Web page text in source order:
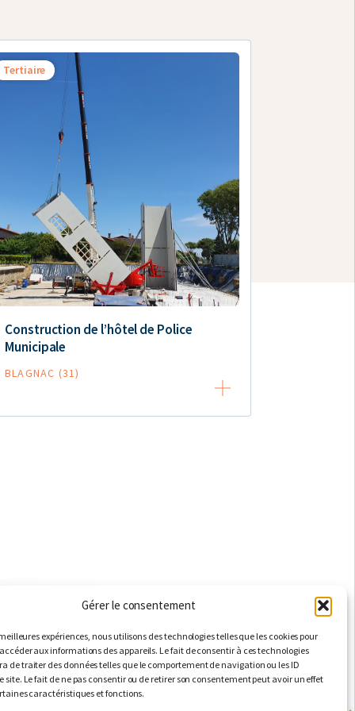
Gérer le consentement
expériences, nous utilisons des technologies telles que les cookies pour
aux informations des appareils. Le fait de consentir à ces technologies
de traiter des données telles que le comportement de navigation ou les ID
site. Le fait de ne pas consentir ou de retirer son consentement peut avoir un effet
caractéristiques et fonctions.
Tertiaire
Construction de l’hôtel de Police
Municipale
BLAGNAC (31)
Voir nos actualitésLinkedIn